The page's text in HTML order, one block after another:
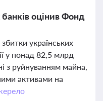
оцінив Фонд
українських
у понад 82,5 млрд
з руйнуванням майна,
активами на